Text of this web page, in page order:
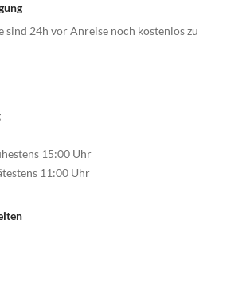
sind 24h vor Anreise noch kostenlos zu
15:00 Uhr
11:00 Uhr